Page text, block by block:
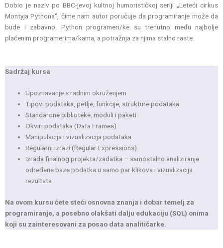
Dobio je naziv po BBC-jevoj kultnoj humorističkoj seriji „Leteći cirkus
Montyja Pythona“, čime nam autor poručuje da programiranje može da
bude i zabavno. Python programeri/ke su trenutno među najbolje
plaćenim programerima/kama, a potražnja za njima stalno raste.
Sadržaj kursa
Upoznavanje s radnim okruženjem
Tipovi podataka, petlje, funkcije, strukture podataka
Standardne biblioteke, moduli i paketi
Okviri podataka (Data Frames)
Manipulacija i vizualizacija podataka
Regularni izrazi (Regular Expressions)
Izrada finalnog projekta/zadatka – samostalno analiziranje
određene baze podatka u samo par klikova i vizualizacija
rezultata
Na ovom kursu ćete steći osnovna znanja i dobar temelj za
programiranje, a posebno olakšati dalju edukaciju (SQL) onima
koji su zainteresovani za posao data analitičarke.